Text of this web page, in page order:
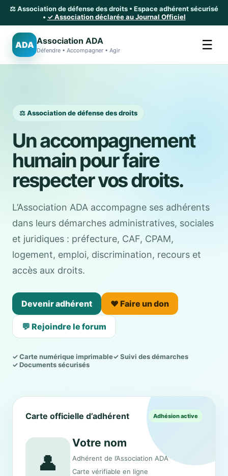
⚖️ Association de défense des droits • Espace adhérent sécurisé
• ✓ Association déclarée au Journal Officiel
ADA Association ADA
Défendre • Accompagner • Agir ☰
⚖️ Association de défense des droits
Un accompagnement
humain pour faire
respecter vos droits.
L’Association ADA accompagne ses adhérents
dans leurs démarches administratives, sociales
et juridiques : préfecture, CAF, CPAM,
logement, emploi, discrimination, recours et
accès aux droits.
Devenir adhérent ❤️ Faire un don
💬 Rejoindre le forum
✓ Carte numérique imprimable✓ Suivi des démarches
✓ Documents sécurisés
Carte officielle d’adhérent Adhésion active
👤
Votre nom
Adhérent de l’Association ADA
Carte vérifiable en ligne